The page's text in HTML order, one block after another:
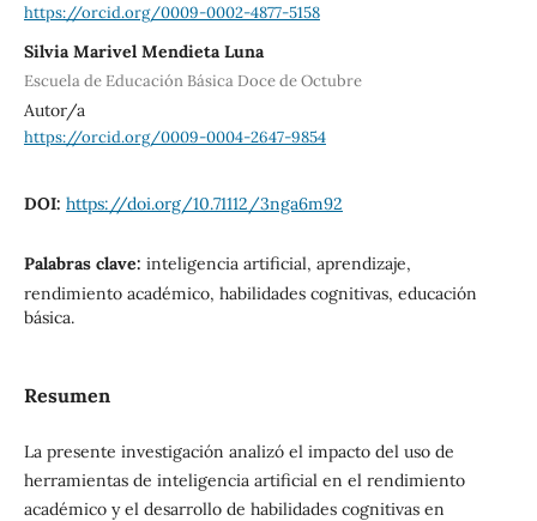
https://orcid.org/0009-0002-4877-5158
Silvia Marivel Mendieta Luna
Escuela de Educación Básica Doce de Octubre
Autor/a
https://orcid.org/0009-0004-2647-9854
DOI: https://doi.org/10.71112/3nga6m92
Palabras clave: inteligencia artificial, aprendizaje,
rendimiento académico, habilidades cognitivas, educación
básica.
Resumen
La presente investigación analizó el impacto del uso de
herramientas de inteligencia artificial en el rendimiento
académico y el desarrollo de habilidades cognitivas en